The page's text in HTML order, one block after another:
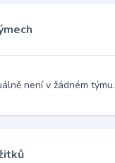
není v žádném týmu.